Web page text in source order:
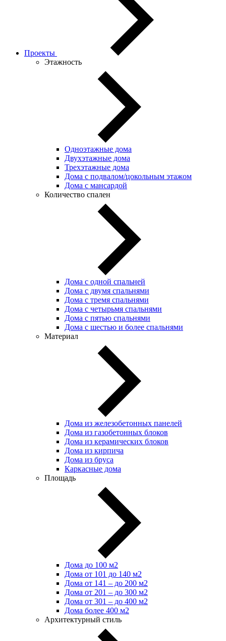
Проекты
Этажность
Одноэтажные дома
Двухэтажные дома
Трехэтажные дома
Дома с подвалом/цокольным этажом
Дома с мансардой
Количество спален
Дома с одной спальней
Дома с двумя спальнями
Дома с тремя спальнями
Дома с четырьмя спальнями
Дома с пятью спальнями
Дома с шестью и более спальнями
Материал
Дома из железобетонных панелей
Дома из газобетонных блоков
Дома из керамических блоков
Дома из кирпича
Дома из бруса
Каркасные дома
Площадь
Дома до 100 м2
Дома от 101 до 140 м2
Дома от 141 – до 200 м2
Дома от 201 – до 300 м2
Дома от 301 – до 400 м2
Дома более 400 м2
Архитектурный стиль